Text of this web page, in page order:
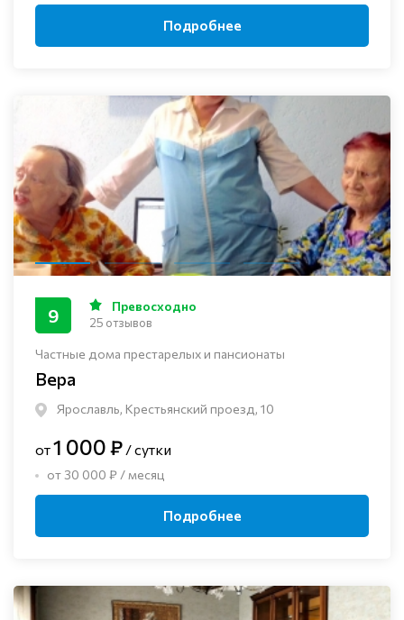
Подробнее
Частные дома престарелых и пансионаты
Вера
Ярославль, Крестьянский проезд, 10
9 Превосходно
25 отзывов
от1 000 ₽ / сутки
от 30 000 ₽ / месяц
Подробнее